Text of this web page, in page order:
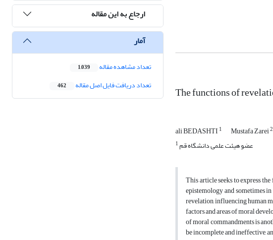
The functions of
ali BEDASHTI 1 Mustafa Zarei2
1عضو هیئت علمی دانشگاه قم
This article seeks to express
epistemology and sometimes
revelation, influencing human
factors and areas of moral
of moral commandments is
be incomplete and ineffective,
ارجاع به این مقاله
آمار
تعداد مشاهده مقاله 1,039
تعداد دریافت فایل اصل مقاله 462